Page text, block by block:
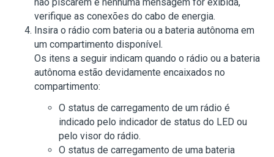
verifique as conexões do cabo de energia.
Insira o rádio com bateria ou a bateria autônoma em
um compartimento disponível.
Os itens a seguir indicam quando o rádio ou a bateria
autônoma estão devidamente encaixados no
compartimento:
O status de carregamento de um rádio é
indicado pelo indicador de status do LED ou
pelo visor do rádio.
O status de carregamento de uma bateria